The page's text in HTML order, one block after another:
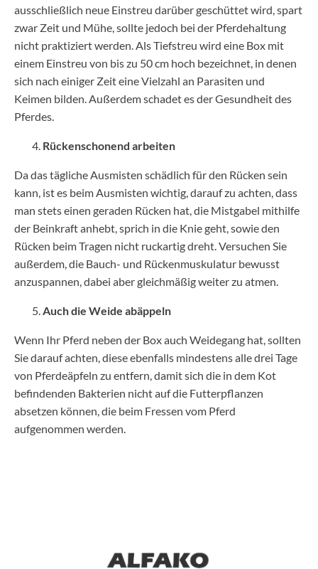
ausschließlich neue Einstreu darüber geschüttet wird, spart
zwar Zeit und Mühe, sollte jedoch bei der Pferdehaltung
nicht praktiziert werden. Als Tiefstreu wird eine Box mit
einem Einstreu von bis zu 50 cm hoch bezeichnet, in denen
sich nach einiger Zeit eine Vielzahl an Parasiten und
Keimen bilden. Außerdem schadet es der Gesundheit des
Pferdes.
Rückenschonend arbeiten
Da das tägliche Ausmisten schädlich für den Rücken sein
kann, ist es beim Ausmisten wichtig, darauf zu achten, dass
man stets einen geraden Rücken hat, die Mistgabel mithilfe
der Beinkraft anhebt, sprich in die Knie geht, sowie den
Rücken beim Tragen nicht ruckartig dreht. Versuchen Sie
außerdem, die Bauch- und Rückenmuskulatur bewusst
anzuspannen, dabei aber gleichmäßig weiter zu atmen.
Auch die Weide abäppeln
Wenn Ihr Pferd neben der Box auch Weidegang hat, sollten
Sie darauf achten, diese ebenfalls mindestens alle drei Tage
von Pferdeäpfeln zu entfern, damit sich die in dem Kot
befindenden Bakterien nicht auf die Futterpflanzen
absetzen können, die beim Fressen vom Pferd
aufgenommen werden.